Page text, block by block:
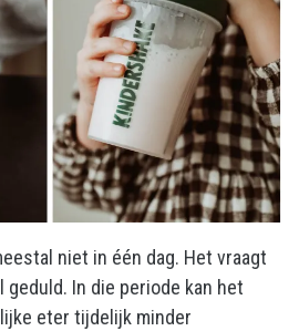
niet in één dag. Het vraagt
In die periode kan het
eter tijdelijk minder